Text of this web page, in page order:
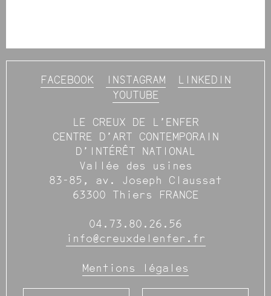
FACEBOOK INSTAGRAM
LINKEDIN
YOUTUBE
LE CREUX DE L’ENFER
CENTRE D’ART CONTEMPORAIN
D’INTÉRÊT NATIONAL
Vallée des usines
83-85, av. Joseph Claussat
63300 Thiers FRANCE
04.73.80.26.56
info@creuxdelenfer.fr
Mentions légales